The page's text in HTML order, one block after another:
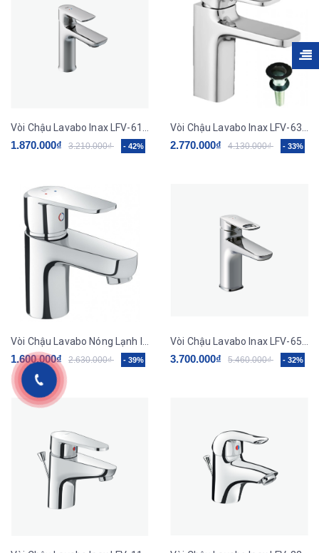
1.870.000₫ 3.210.000₫ - 42% 2.770.000₫ 4.130.000₫ - 33%
1.600.000₫ 2.630.000₫ - 39% 3.700.000₫ 5.460.000₫ - 32%